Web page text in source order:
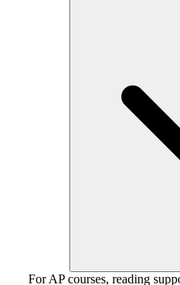
For AP courses, reading